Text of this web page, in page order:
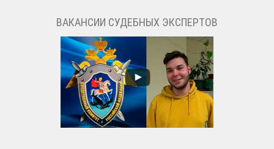
ВАКАНСИИ СУДЕБНЫХ ЭКСПЕРТОВ